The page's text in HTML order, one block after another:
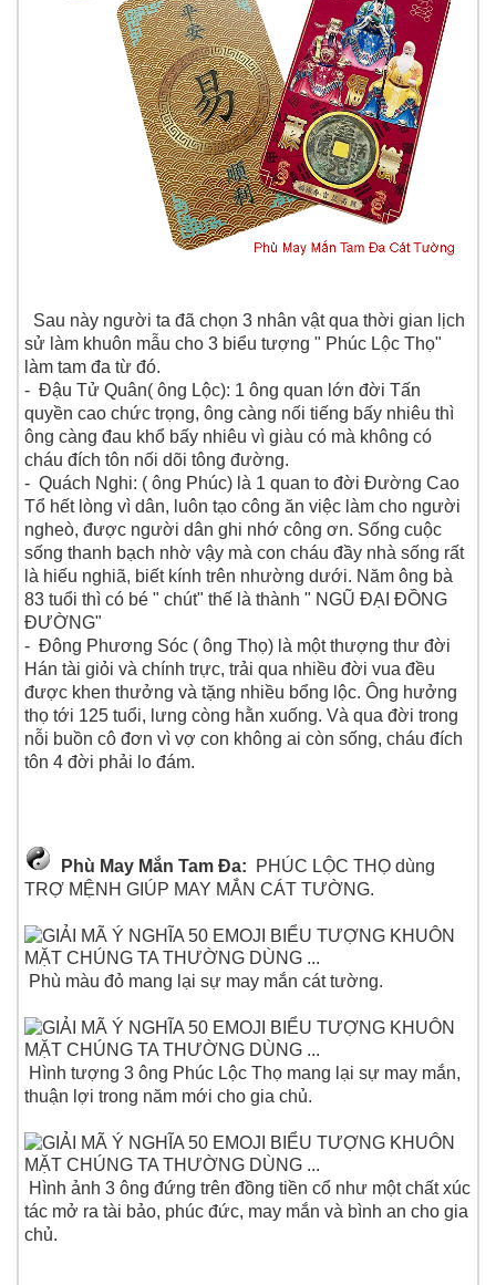
Sau này người ta đã chọn 3 nhân vật qua thời gian lịch
sử làm khuôn mẫu cho 3 biểu tượng " Phúc Lộc Thọ"
làm tam đa từ đó.
- Đậu Tử Quân( ông Lộc): 1 ông quan lớn đời Tấn
quyền cao chức trọng, ông càng nối tiếng bấy nhiêu thì
ông càng đau khổ bấy nhiêu vì giàu có mà không có
cháu đích tôn nối dõi tông đường.
- Quách Nghi: ( ông Phúc) là 1 quan to đời Đường Cao
Tổ hết lòng vì dân, luôn tạo công ăn việc làm cho người
ngheò, được người dân ghi nhớ công ơn. Sống cuộc
sống thanh bạch nhờ vậy mà con cháu đầy nhà sống rất
là hiếu nghiã, biết kính trên nhường dưới. Năm ông bà
83 tuổi thì có bé " chút" thế là thành " NGŨ ĐẠI ĐỒNG
ĐƯỜNG"
- Đông Phương Sóc ( ông Thọ) là một thượng thư đời
Hán tài giỏi và chính trực, trải qua nhiều đời vua đều
được khen thưởng và tặng nhiều bổng lộc. Ông hưởng
thọ tới 125 tuổi, lưng còng hằn xuống. Và qua đời trong
nỗi buồn cô đơn vì vợ con không ai còn sống, cháu đích
tôn 4 đời phải lo đám.
Phù May Mắn Tam Đa: PHÚC LỘC THỌ dùng
TRỢ MỆNH GIÚP MAY MẮN CÁT TƯỜNG.
Phù màu đỏ mang lại sự may mắn cát tường.
Hình tượng 3 ông Phúc Lộc Thọ mang lại sự may mắn,
thuận lợi trong năm mới cho gia chủ.
Hình ảnh 3 ông đứng trên đồng tiền cổ như một chất xúc
tác mở ra tài bảo, phúc đức, may mắn và bình an cho gia
chủ.